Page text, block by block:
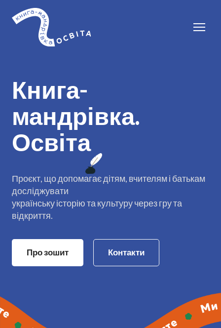
Книга-
мандрівка.
Освіта
Проєкт, що допомагає дітям, вчителям і батькам
досліджувати
українську історію та культуру через гру та
відкриття.
Про зошит Контакти